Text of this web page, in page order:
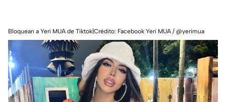
Bloquean a Yeri MUA de Tiktok|Crédito: Facebook Yeri MUA / @yerimua